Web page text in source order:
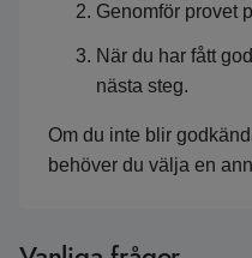
Genomför provet
När du har fått
nästa steg.
Om du inte blir
behöver du välja en